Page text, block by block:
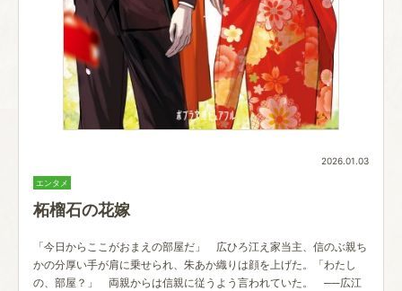
2026.01.03
エンタメ
柘榴石の花嫁
「今日からここがおまえの部屋だ」 広ひろ江え家当主、信のぶ親ち
かの分厚い手が肩に乗せられ、朱あか織りは顔を上げた。「わたし
の、部屋？」 両親からは信親に従うよう言われていた。 ──広江